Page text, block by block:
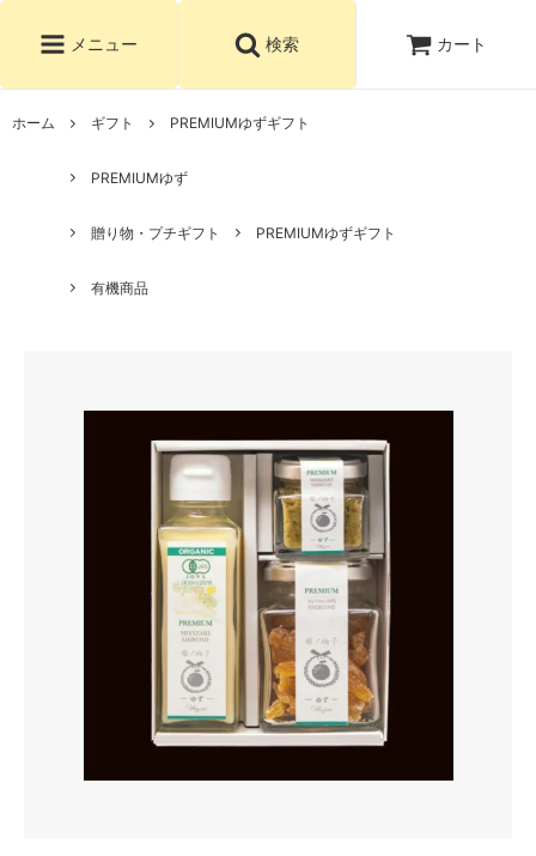
メニュー 検索 カート
ホーム ギフト PREMIUMゆずギフト
PREMIUMゆず
贈り物・プチギフト PREMIUMゆずギフト
有機商品